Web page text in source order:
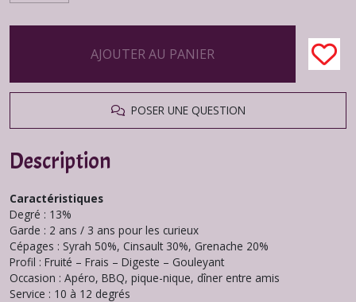
AJOUTER AU PANIER
POSER UNE QUESTION
Description
Caractéristiques
Degré : 13%
Garde : 2 ans / 3 ans pour les curieux
Cépages : Syrah 50%, Cinsault 30%, Grenache 20%
Profil : Fruité – Frais – Digeste – Gouleyant
Occasion : Apéro, BBQ, pique-nique, dîner entre amis
Service : 10 à 12 degrés